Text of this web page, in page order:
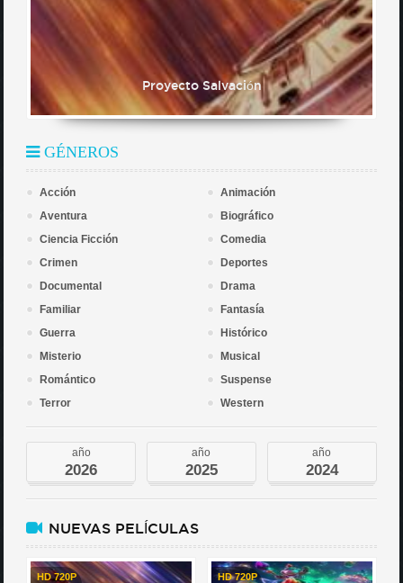
Proyecto Salvación
GÉNEROS
Acción
Animación
Aventura
Biográfico
Ciencia Ficción
Comedia
Crimen
Deportes
Documental
Drama
Familiar
Fantasía
Guerra
Histórico
Misterio
Musical
Romántico
Suspense
Terror
Western
año
2026
año
2025
año
2024
NUEVAS PELÍCULAS
HD 720P
HD 720P